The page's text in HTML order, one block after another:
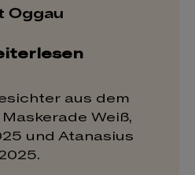
Oggau
aus dem
Weiß,
und Atanasius